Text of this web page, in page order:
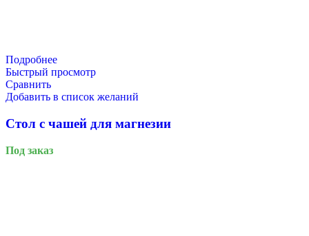
Подробнее
Быстрый просмотр
Сравнить
Добавить в список желаний
Стол с чашей для магнезии
Под заказ